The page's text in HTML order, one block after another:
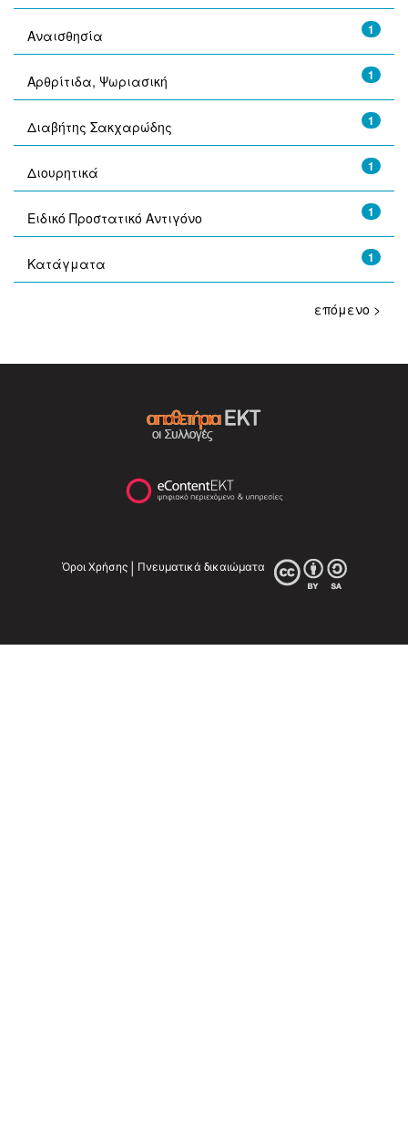
1
Αναισθησία
1
Αρθρίτιδα, Ψωριασική
1
Διαβήτης Σακχαρώδης
1
Διουρητικά
1
Ειδικό Προστατικό Αντιγόνο
1
Κατάγματα
επόμενο >